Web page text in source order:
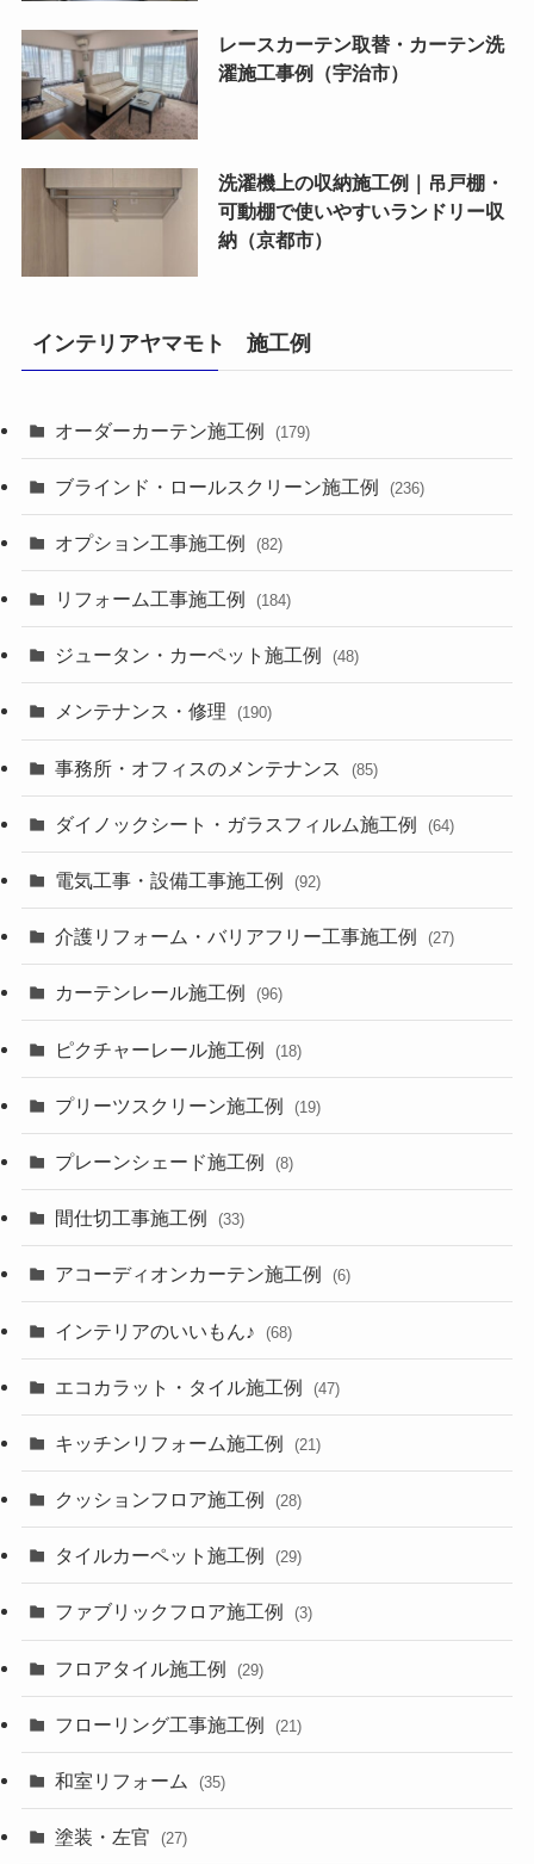
レースカーテン取替・カーテン洗
濯施工事例（宇治市）
洗濯機上の収納施工例｜吊戸棚・
可動棚で使いやすいランドリー収
納（京都市）
インテリアヤマモト 施工例
オーダーカーテン施工例 (179)
ブラインド・ロールスクリーン施工例 (236)
オプション工事施工例 (82)
リフォーム工事施工例 (184)
ジュータン・カーペット施工例 (48)
メンテナンス・修理 (190)
事務所・オフィスのメンテナンス (85)
ダイノックシート・ガラスフィルム施工例 (64)
電気工事・設備工事施工例 (92)
介護リフォーム・バリアフリー工事施工例 (27)
カーテンレール施工例 (96)
ピクチャーレール施工例 (18)
プリーツスクリーン施工例 (19)
プレーンシェード施工例 (8)
間仕切工事施工例 (33)
アコーディオンカーテン施工例 (6)
インテリアのいいもん♪ (68)
エコカラット・タイル施工例 (47)
キッチンリフォーム施工例 (21)
クッションフロア施工例 (28)
タイルカーペット施工例 (29)
ファブリックフロア施工例 (3)
フロアタイル施工例 (29)
フローリング工事施工例 (21)
和室リフォーム (35)
塗装・左官 (27)